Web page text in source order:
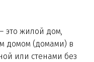
это жилой дом,
домом (домами) в
или стенами без